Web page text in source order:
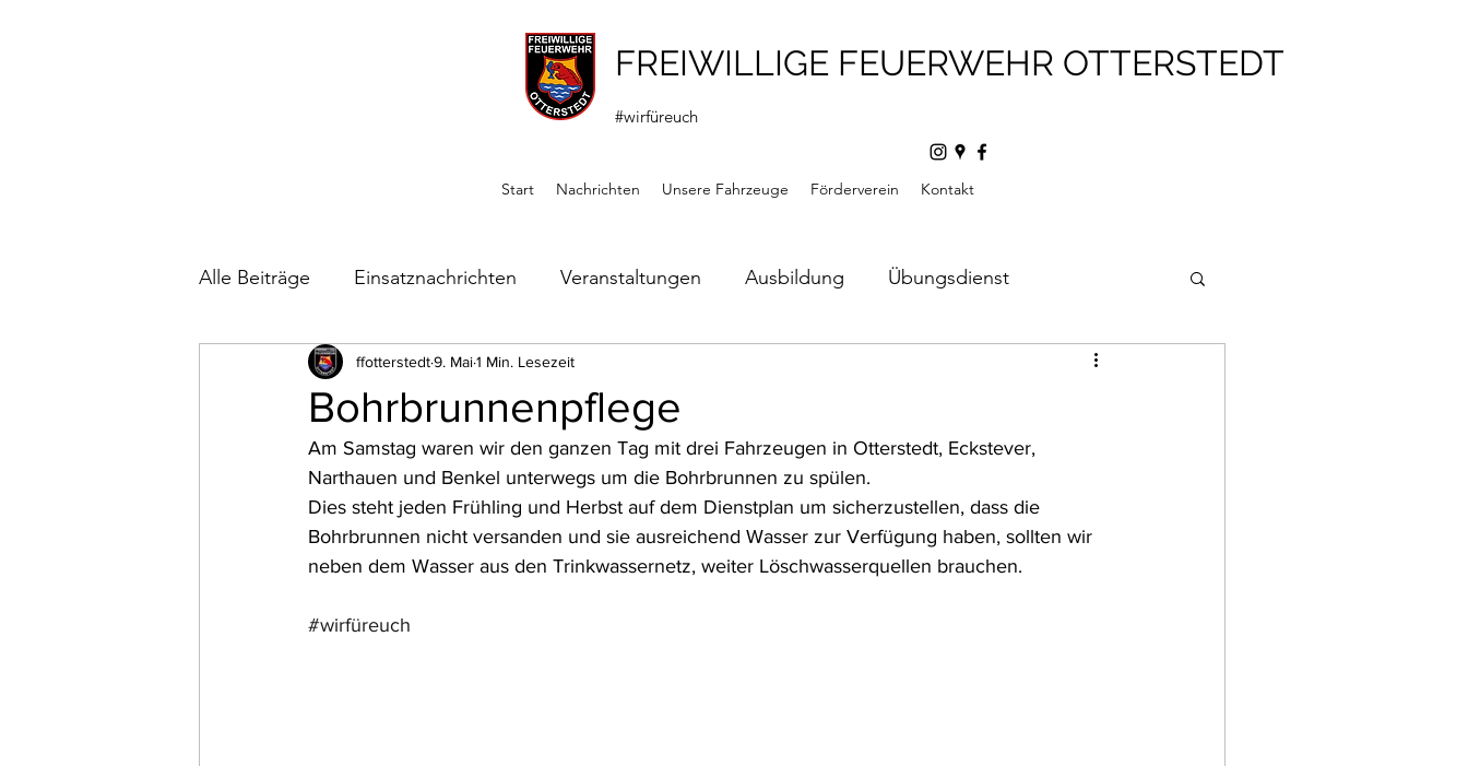
FREIWILLIGE FEUERWEHR OTTERSTEDT
#wirfüreuch
Start Nachrichten Unsere Fahrzeuge Förderverein Kontakt
Alle Beiträge Einsatznachrichten Veranstaltungen Ausbildung Übungsdienst
Bautagebuch Feuerwehrhaus Mitteilungen Brandschutz
Wettkämpfe
Bohrbrunnenpflege
ffotterstedt9. Mai1 Min. Lesezeit
Am Samstag waren wir den ganzen Tag mit drei Fahrzeugen in Otterstedt, Eckstever,
Narthauen und Benkel unterwegs um die Bohrbrunnen zu spülen.
Dies steht jeden Frühling und Herbst auf dem Dienstplan um sicherzustellen, dass die
Bohrbrunnen nicht versanden und sie ausreichend Wasser zur Verfügung haben, sollten wir
neben dem Wasser aus den Trinkwassernetz, weiter Löschwasserquellen brauchen.
#wirfüreuch